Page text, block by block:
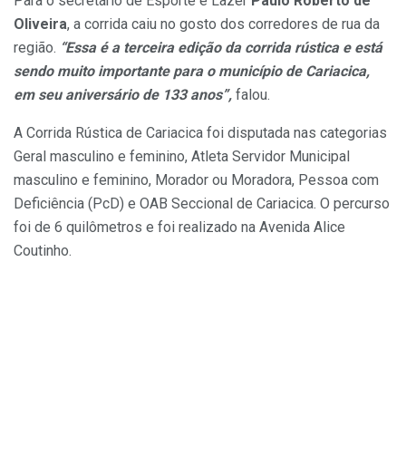
Oliveira, a corrida caiu no gosto dos corredores de rua da
região. “Essa é a terceira edição da corrida rústica e está
sendo muito importante para o município de Cariacica,
em seu aniversário de 133 anos”, falou.
A Corrida Rústica de Cariacica foi disputada nas categorias
Geral masculino e feminino, Atleta Servidor Municipal
masculino e feminino, Morador ou Moradora, Pessoa com
Deficiência (PcD) e OAB Seccional de Cariacica. O percurso
foi de 6 quilômetros e foi realizado na Avenida Alice
Coutinho.